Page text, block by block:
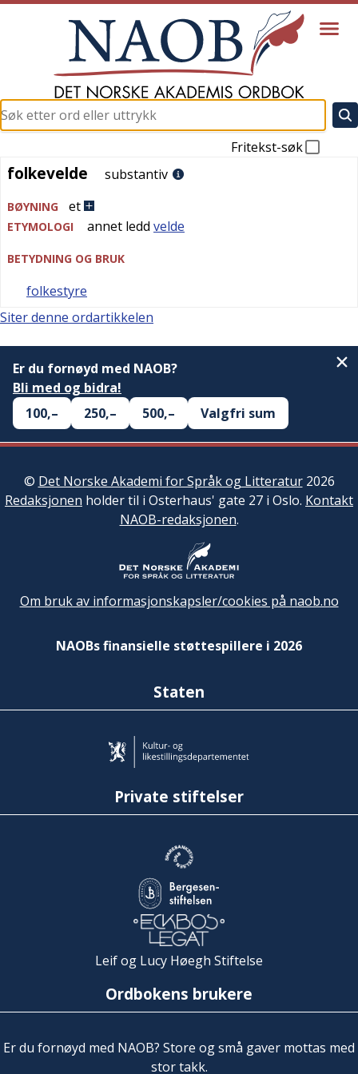
Fritekst-søk
folkevelde
folkevelde substantiv
BØYNING et
ETYMOLOGI annet ledd velde
BETYDNING OG BRUK
folkestyre
Siter denne ordartikkelen
Er du fornøyd med NAOB?
Bli med og bidra!
100,–
250,– 500,– Valgfri sum
© Det Norske Akademi for Språk og Litteratur2026
Redaksjonen holder til i Osterhaus' gate 27 i Oslo. Kontakt
NAOB-redaksjonen.
Om bruk av informasjonskapsler/cookies på naob.no
NAOBs finansielle støttespillere i 2026
Staten
Private stiftelser
Leif og Lucy Høegh Stiftelse
Ordbokens brukere
Er du fornøyd med NAOB? Store og små gaver mottas med
stor takk.